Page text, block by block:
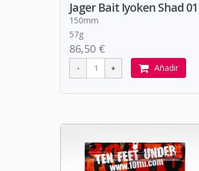
Jager Bait Iyoken Shad 01
150mm
57g
86,50 €
Añadir